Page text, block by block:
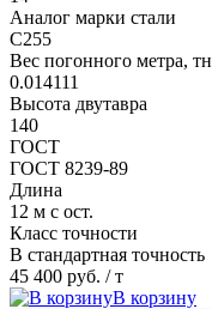
Аналог марки стали
С255
Вес погонного метра, тн
0.014111
Высота двутавра
140
ГОСТ
ГОСТ 8239-89
Длина
12 м с ост.
Класс точности
В стандартная точность
45 400 руб. / т
В корзину